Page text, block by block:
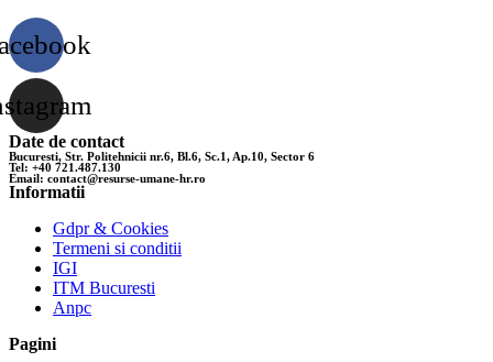
Date de contact
Bucuresti, Str. Politehnicii nr.6, Bl.6, Sc.1, Ap.10, Sector 6
Tel: +40 721.487.130
Email: contact@resurse-umane-hr.ro
Informatii
Gdpr & Cookies
Termeni si conditii
IGI
ITM Bucuresti
Anpc
Pagini